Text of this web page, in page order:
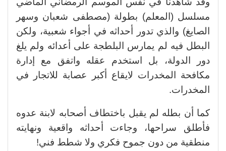
مسلسل (المعلم) بطولة (مصطفى شعبان وسهر
الصايغ) والذي تدور أحداثه في أجواء شعبية، ولكن
البطل فيه لم يمارس البلطجة على أعدائه ولم يلغ
دور الدولة، بل استخدم عقله واتفق مع إدارة
مكافحة المخدرات لايقاع أكبر عصابة للاتجار في
المخدرات.
كما أن بطله لم يقبل باختطاف أصحابه لابنة عدوه
فأطلق سراحها، وجاءت أحداثه واقعية ونهايته
منطقية من دون جموح فكري ولا شطط فني!